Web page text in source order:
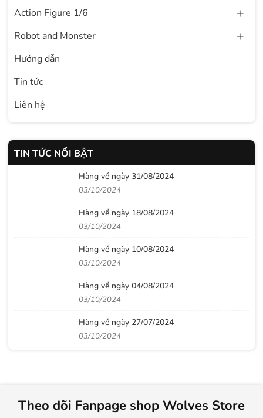
Action Figure 1/6
Robot and Monster
Hướng dẫn
Tin tức
Liên hệ
TIN TỨC NỔI BẬT
Hàng về ngày 31/08/2024
03/10/2024
Hàng về ngày 18/08/2024
03/10/2024
Hàng về ngày 10/08/2024
03/10/2024
Hàng về ngày 04/08/2024
03/10/2024
Hàng về ngày 27/07/2024
03/10/2024
Theo dõi Fanpage shop Wolves Store